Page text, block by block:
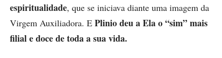
espiritualidade, que se iniciava diante uma imagem da
Virgem Auxiliadora. E Plinio deu a Ela o “sim” mais
filial e doce de toda a sua vida.